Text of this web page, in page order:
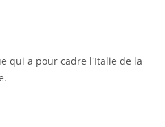
qui a pour cadre l'Italie de la